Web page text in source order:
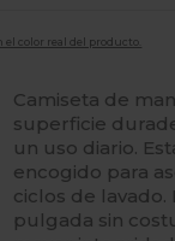
color real del producto.
Camiseta de
superficie
un uso diario.
encogido para
ciclos de
pulgada sin